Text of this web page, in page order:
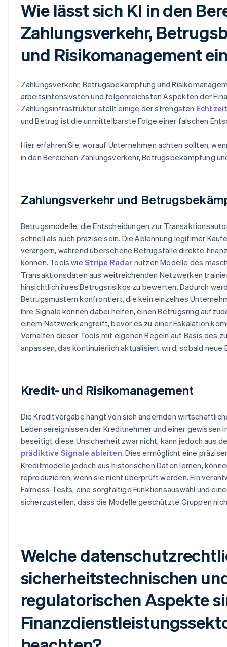
Wie lässt sich KI in den
Zahlungsverkehr,
und Risikomanagement
Zahlungsverkehr, Betrugsbekämpfung und
arbeitsintensivsten und folgenreichsten Aspekten der
Zahlungsinfrastruktur stellt einige der strengsten
und Betrug ist die unmittelbarste Folge einer falschen
Hier erfahren Sie, worauf Unternehmen achten sollten,
in den Bereichen Zahlungsverkehr, Betrugsbekämpfung
Zahlungsverkehr und
Betrugsmodelle, die Entscheidungen zur
schnell als auch präzise sein. Die Ablehnung legitimer
verärgern, während übersehene Betrugsfälle direkte
können. Tools wieStripe Radar nutzen Modelle des
Transaktionsdaten aus weitreichenden Netzwerken
hinsichtlich ihres Betrugsrisikos zu bewerten. Dadurch
Betrugsmustern konfrontiert, die kein einzelnes
Ihre Signale können dabei helfen, einen Betrugsring
einem Netzwerk angreift, bevor es zu einer Eskalation
Verhalten dieser Tools mit eigenen Regeln auf Basis des
anpassen, das kontinuierlich aktualisiert wird, sobald
Kredit- und Risikomanagement
Die Kreditvergabe hängt von sich ändernden
Lebensereignissen der Kreditnehmer und einer gewissen
beseitigt diese Unsicherheit zwar nicht, kann jedoch aus
prädiktive Signale ableiten. Dies ermöglicht eine
Kreditmodelle jedoch aus historischen Daten lernen,
reproduzieren, wenn sie nicht überprüft werden. Ein
Fairness-Tests, eine sorgfältige Funktionsauswahl und
sicherzustellen, dass die Modelle geschützte Gruppen
Welche
sicherheitstechnischen
regulatorischen Aspekte